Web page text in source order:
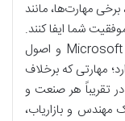
مهارت‌ها، مانند
شما ایفا کنند.
این مقاله بر اهمیت حیاتی تسلط بر Microsoft Excel و اصول
مهارتی که برخلاف
تقریباً هر صنعت و
مهندس و بازاریاب،